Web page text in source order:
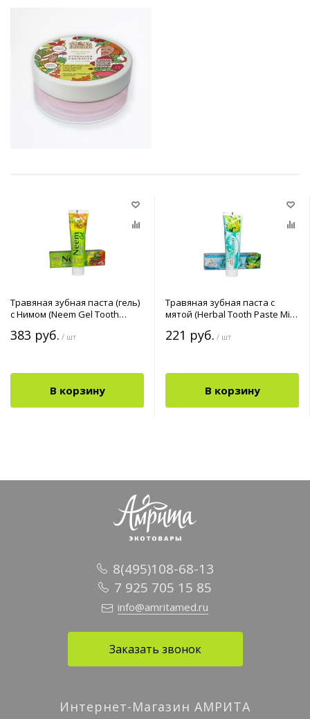
Травяная зубная паста (гель)
с Нимом (Neem Gel Tooth
383 руб. / шт
В корзину
Травяная зубная паста с
мятой (Herbal Tooth Paste Mint
221 руб. / шт
В корзину
8(495)108-68-13
7 925 705 15 85
info@amritamed.ru
Заказать звонок
Интернет-Магазин АМРИТА